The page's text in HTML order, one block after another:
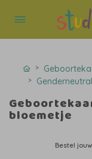
bloemetje
Bestel